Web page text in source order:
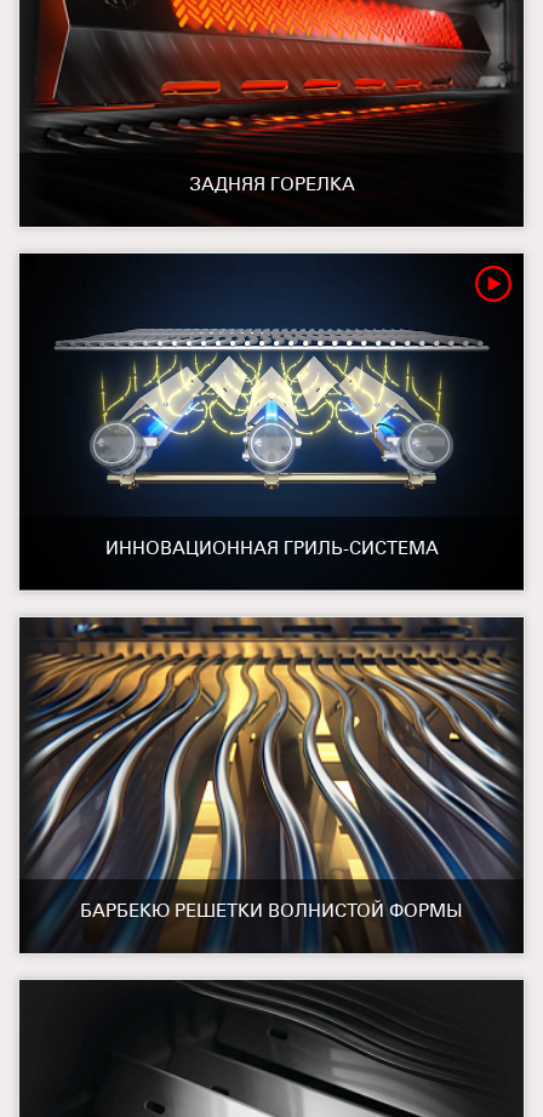
ЗАДНЯЯ ГОРЕЛКА
ИННОВАЦИОННАЯ ГРИЛЬ-СИСТЕМА
БАРБЕКЮ РЕШЕТКИ ВОЛНИСТОЙ ФОРМЫ